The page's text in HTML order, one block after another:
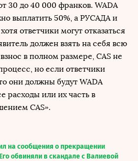
30 до 40 000 франков. WADA
выплатить 50%, а РУСАДА и
ответчики могут отказаться
должен взять на себя всю
в полном размере, CAS не
но если ответчики
они должны будут WADA
расходы или их часть в
CAS».
на сообщения о прекращении
обвиняли в скандале с Валиевой